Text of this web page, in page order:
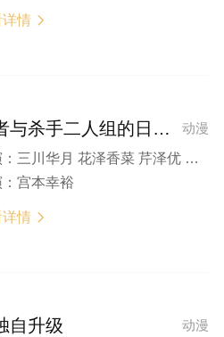
情 
动漫
杀手二人组的日常生活
三川华月 花泽香菜 芹泽优 喜多村英梨 大久保瑠美
宫本幸裕
情 
动漫
自升级